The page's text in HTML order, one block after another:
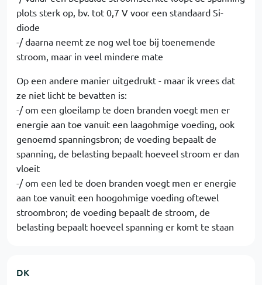
plots sterk op, bv. tot 0,7 V voor een standaard Si-
diode
-/ daarna neemt ze nog wel toe bij toenemende
stroom, maar in veel mindere mate
Op een andere manier uitgedrukt - maar ik vrees dat
ze niet licht te bevatten is:
-/ om een gloeilamp te doen branden voegt men er
energie aan toe vanuit een laagohmige voeding, ook
genoemd spanningsbron; de voeding bepaalt de
spanning, de belasting bepaalt hoeveel stroom er dan
vloeit
-/ om een led te doen branden voegt men er energie
aan toe vanuit een hoogohmige voeding oftewel
stroombron; de voeding bepaalt de stroom, de
belasting bepaalt hoeveel spanning er komt te staan
DK